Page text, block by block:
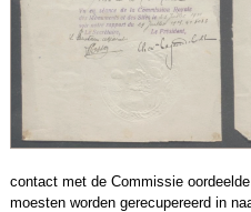
contact met de Commissie
moesten worden gerecupereerd in